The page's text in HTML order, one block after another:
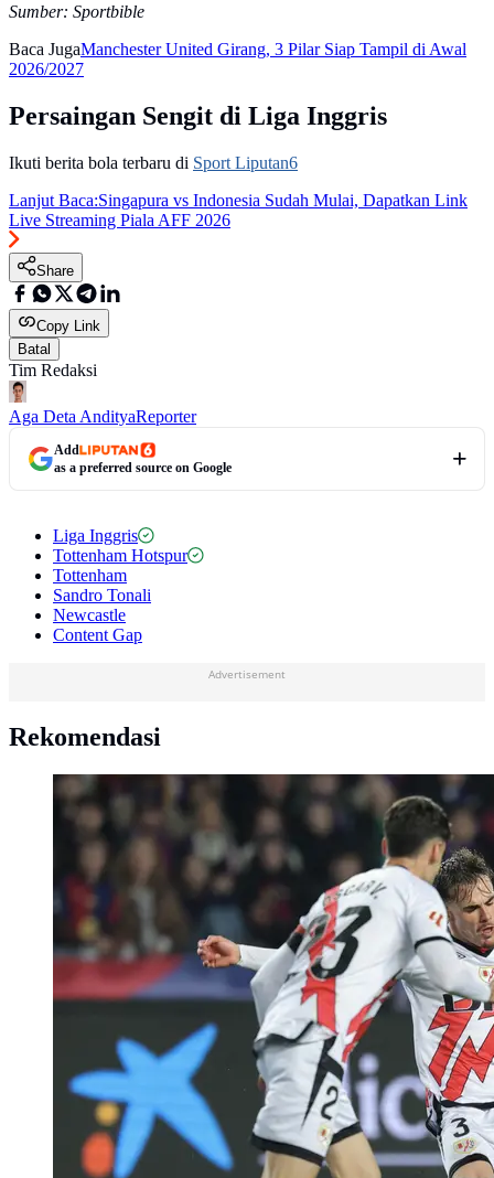
Sumber: Sportbible
Baca JugaManchester United Girang, 3 Pilar Siap Tampil di Awal
2026/2027
Persaingan Sengit di Liga Inggris
Ikuti berita bola terbaru di Sport Liputan6
Lanjut Baca:Singapura vs Indonesia Sudah Mulai, Dapatkan Link
Live Streaming Piala AFF 2026
Share
Copy Link
Batal
Tim Redaksi
Aga Deta AndityaReporter
Add
as a preferred source on Google
Liga Inggris
Tottenham Hotspur
Tottenham
Sandro Tonali
Newcastle
Content Gap
Advertisement
Rekomendasi